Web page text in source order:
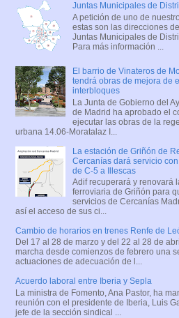
Juntas Municipales de
A petición de uno de
estas son las direcciones
Juntas Municipales de
Para más información ...
El barrio de Vinateros de
tendrá obras de mejora de
interbloques
La Junta de Gobierno del
de Madrid ha aprobado el
ejecutar las obras de la
urbana 14.06-Moratalaz I...
La estación de Griñón de
Cercanías dará servicio
de C-5 a Illescas
Adif recuperará y renovará
ferroviaria de Griñón para
servicios de Cercanías
así el acceso de sus ci...
Cambio de horarios en trenes Renfe de
Del 17 al 28 de marzo y del 22 al 28 de
marcha desde comienzos de febrero una
actuaciones de adecuación de l...
Acuerdo laboral entre Iberia y Sepla
La ministra de Fomento, Ana Pastor, ha
reunión con el presidente de Iberia, Luis
jefe de la sección sindical ...